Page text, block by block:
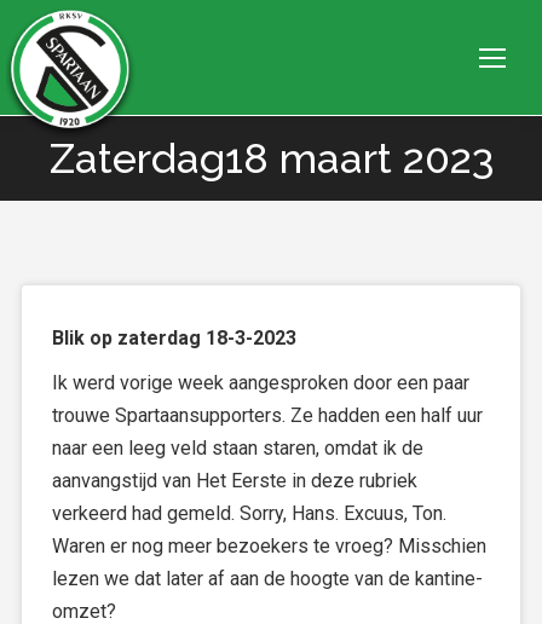
Zaterdag18 maart 2023
Je bent hier:
Blik op zaterdag 18-3-2023
Ik werd vorige week aangesproken door een paar
trouwe Spartaansupporters. Ze hadden een half uur
naar een leeg veld staan staren, omdat ik de
aanvangstijd van Het Eerste in deze rubriek
verkeerd had gemeld. Sorry, Hans. Excuus, Ton.
Waren er nog meer bezoekers te vroeg? Misschien
lezen we dat later af aan de hoogte van de kantine-
omzet?